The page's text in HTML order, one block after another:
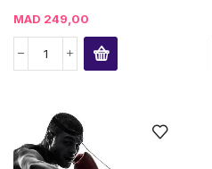
MAD 249,00